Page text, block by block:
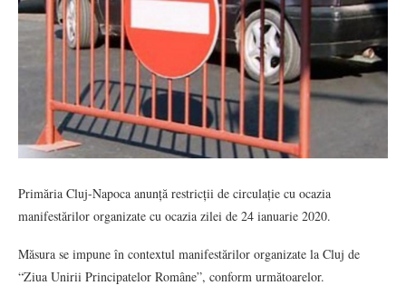
Primăria Cluj-Napoca anunță restricții de circulație cu ocazia
manifestărilor organizate cu ocazia zilei de 24 ianuarie 2020.
Măsura se impune în contextul manifestărilor organizate la Cluj de
“Ziua Unirii Principatelor Române”, conform următoarelor.